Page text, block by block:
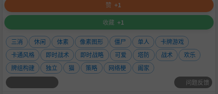
赞 +1
收藏 +1
三消 休闲 体素 像素图形 僵尸 单人
卡牌游戏
卡通风格
即时战术 即时战略 可爱 塔防 战术
欢乐
牌组构建
独立 猫 策略 网络梗
阖家
问题反馈